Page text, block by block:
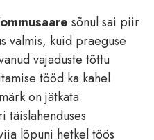
sõnul sai piir
valmis, kuid praeguse
vajaduste tõttu
tööd ka kahel
on jätkata
lõpuni hetkel töös